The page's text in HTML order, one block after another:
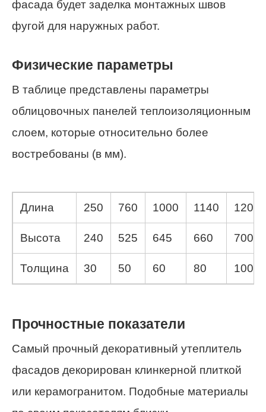
фасада будет заделка монтажных швов
фугой для наружных работ.
Физические параметры
В таблице представлены параметры
облицовочных панелей теплоизоляционным
слоем, которые относительно более
востребованы (в мм).
Длина 250 760 1000 1140 1200
Высота 240 525 645 660 700
Толщина 30 50 60 80 100
Прочностные показатели
Самый прочный декоративный утеплитель
фасадов декорирован клинкерной плиткой
или керамогранитом. Подобные материалы